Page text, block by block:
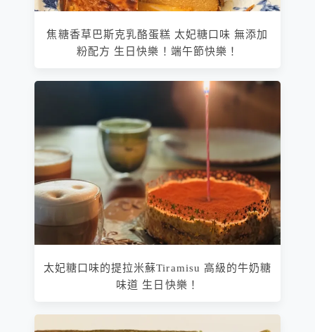
焦糖香草巴斯克乳酪蛋糕 太妃糖口味 無添加
粉配方 生日快樂！端午節快樂！
太妃糖口味的提拉米蘇Tiramisu 高級的牛奶糖
味道 生日快樂！